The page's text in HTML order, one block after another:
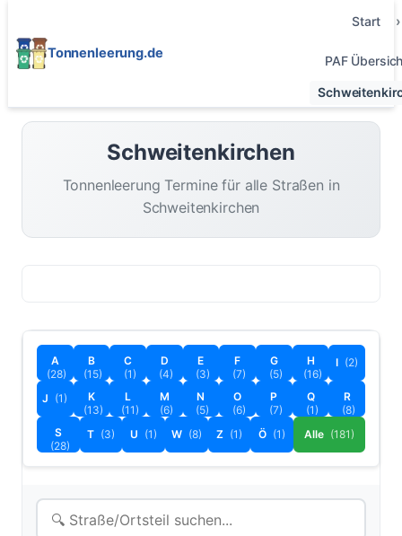
Tonnenleerung.de
Start
PAF
Schweitenkirchen
Tonnenleerung Termine für alle Straßen in
Schweitenkirchen
A
(28)
B
(15)
C
(1)
D
(4)
E
(3)
F
(7)
G
(5)
H
(16)
I (2)
J (1)
K
(13)
L
(11)
M
(6)
N
(5)
O
(6)
P
(7)
Q
(1)
R
(8)
S
(28)
T (3) U (1) W (8) Z (1) Ö (1) Alle (181)